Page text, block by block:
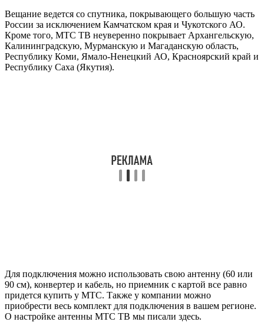
Вещание ведется со спутника, покрывающего большую часть
России за исключением Камчатском края и Чукотского АО.
Кроме того, МТС ТВ неуверенно покрывает Архангельскую,
Калининградскую, Мурманскую и Магаданскую область,
Республику Коми, Ямало-Ненецкий АО, Красноярский край и
Республику Саха (Якутия).
Для подключения можно использовать свою антенну (60 или
90 см), конвертер и кабель, но приемник с картой все равно
придется купить у МТС. Также у компании можно
приобрести весь комплект для подключения в вашем регионе.
О настройке антенны МТС ТВ мы писали здесь.